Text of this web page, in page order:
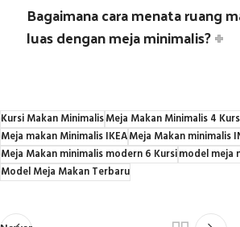
Bagaimana cara menata ruang
luas dengan meja minimalis?
Kursi Makan MinimalisMeja Makan Minimalis 4
Meja makan Minimalis IKEAMeja Makan minimalis
Meja Makan minimalis modern 6 Kursimodel meja
Model Meja Makan Terbaru